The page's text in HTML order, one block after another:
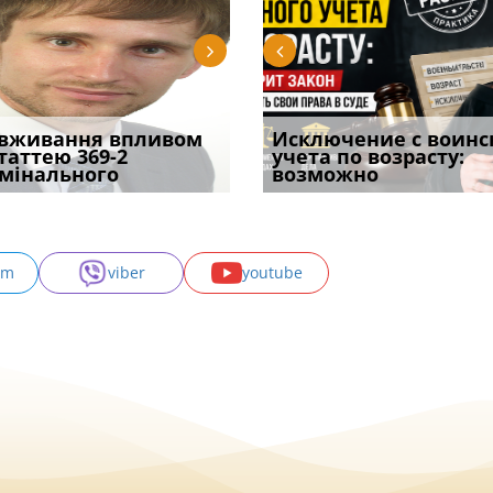
встановив для
шкоди
Документи, на яких не
проставляється
апостиль: пер
впливом
369-2
Переоформлення
відстрочки за іншою
підставою: нов
захисту у
я
Исключение с
учета по возрасту:
возможно
Восьмий ААС
підтвердив, що
може скас
viber youtube